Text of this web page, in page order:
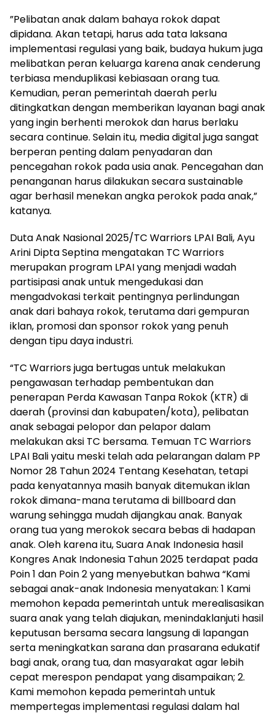
”Pelibatan anak dalam bahaya rokok dapat
dipidana. Akan tetapi, harus ada tata laksana
implementasi regulasi yang baik, budaya hukum juga
melibatkan peran keluarga karena anak cenderung
terbiasa menduplikasi kebiasaan orang tua.
Kemudian, peran pemerintah daerah perlu
ditingkatkan dengan memberikan layanan bagi anak
yang ingin berhenti merokok dan harus berlaku
secara continue. Selain itu, media digital juga sangat
berperan penting dalam penyadaran dan
pencegahan rokok pada usia anak. Pencegahan dan
penanganan harus dilakukan secara sustainable
agar berhasil menekan angka perokok pada anak,”
katanya.
Duta Anak Nasional 2025/TC Warriors LPAI Bali, Ayu
Arini Dipta Septina mengatakan TC Warriors
merupakan program LPAI yang menjadi wadah
partisipasi anak untuk mengedukasi dan
mengadvokasi terkait pentingnya perlindungan
anak dari bahaya rokok, terutama dari gempuran
iklan, promosi dan sponsor rokok yang penuh
dengan tipu daya industri.
“TC Warriors juga bertugas untuk melakukan
pengawasan terhadap pembentukan dan
penerapan Perda Kawasan Tanpa Rokok (KTR) di
daerah (provinsi dan kabupaten/kota), pelibatan
anak sebagai pelopor dan pelapor dalam
melakukan aksi TC bersama. Temuan TC Warriors
LPAI Bali yaitu meski telah ada pelarangan dalam PP
Nomor 28 Tahun 2024 Tentang Kesehatan, tetapi
pada kenyatannya masih banyak ditemukan iklan
rokok dimana-mana terutama di billboard dan
warung sehingga mudah dijangkau anak. Banyak
orang tua yang merokok secara bebas di hadapan
anak. Oleh karena itu, Suara Anak Indonesia hasil
Kongres Anak Indonesia Tahun 2025 terdapat pada
Poin 1 dan Poin 2 yang menyebutkan bahwa “Kami
sebagai anak-anak Indonesia menyatakan: 1 Kami
memohon kepada pemerintah untuk merealisasikan
suara anak yang telah diajukan, menindaklanjuti hasil
keputusan bersama secara langsung di lapangan
serta meningkatkan sarana dan prasarana edukatif
bagi anak, orang tua, dan masyarakat agar lebih
cepat merespon pendapat yang disampaikan; 2.
Kami memohon kepada pemerintah untuk
mempertegas implementasi regulasi dalam hal